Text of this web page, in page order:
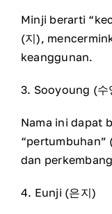
Minji berarti
(지),
keanggunan.
3. Sooyoung (수
Nama ini dapat
“pertumbuhan”
dan
4. Eunji (은지)